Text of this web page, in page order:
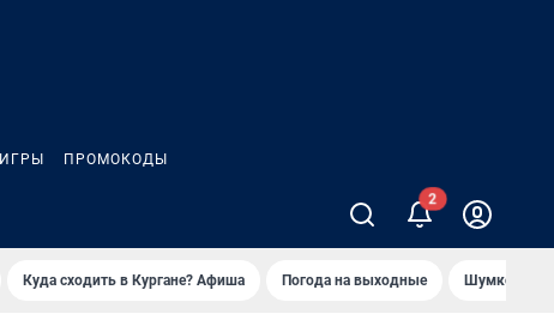
ИГРЫ ПРОМОКОДЫ
Куда сходить в Кургане? Афиша Погода на выходные Шумков в